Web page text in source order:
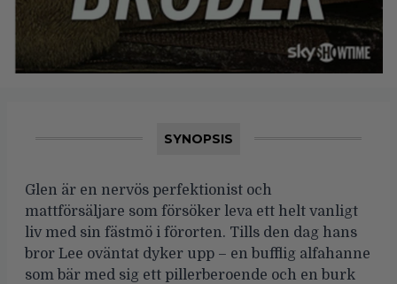
SYNOPSIS
Glen är en nervös perfektionist och
mattförsäljare som försöker leva ett helt vanligt
liv med sin fästmö i förorten. Tills den dag hans
bror Lee oväntat dyker upp – en bufflig alfahanne
som bär med sig ett pillerberoende och en burk